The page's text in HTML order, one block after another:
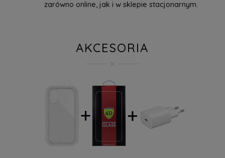
zarówno online, jak i w sklepie stacjonarnym.
AKCESORIA